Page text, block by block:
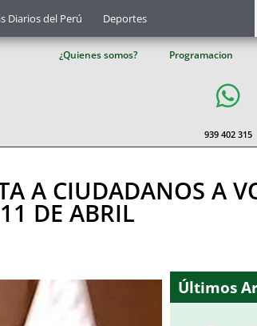
Diarios del Perú Deportes
¿Quienes somos? Programacion
939 402 315
A CIUDADANOS A
DE ABRIL
Últimos